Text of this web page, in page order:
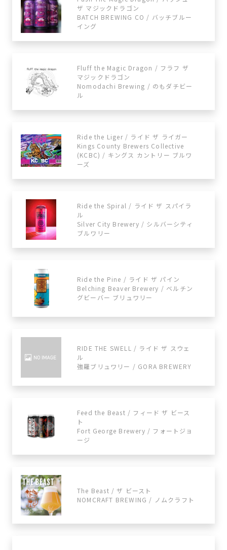
ザ マジックドラゴン
BATCH BREWING CO / バッチブルー
イング
Fluff the Magic Dragon / フラフ ザ
マジックドラゴン
Nomodachi Brewing / のもダチビー
ル
Ride the Liger / ライド ザ ライガー
Kings County Brewers Collective
(KCBC) / キングス カントリー ブルワ
ーズ
Ride the Spiral / ライド ザ スパイラ
ル
Silver City Brewery / シルバーシティ
ブルワリー
Ride the Pine / ライド ザ パイン
Belching Beaver Brewery / ベルチン
グビーバー ブリュワリー
RIDE THE SWELL / ライド ザ スウェ
ル
強羅ブリュワリー / GORA BREWERY
Feed the Beast / フィード ザ ビース
ト
Fort George Brewery / フォートジョ
ージ
The Beast / ザ ビースト
NOMCRAFT BREWING / ノムクラフト